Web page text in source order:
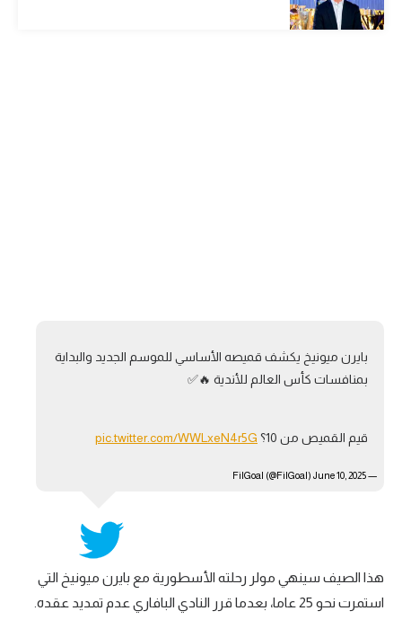
الوطن العربي
تحقيق في الجول
تحليل في الجول
حكايات في الجول
بايرن ميونيخ يكشف قميصه الأساسي للموسم الجديد والبداية
بمنافسات كأس العالم للأندية 🔥✅
قيم القميص من 10؟ pic.twitter.com/WWLxeN4r5G
— FilGoal (@FilGoal)
June 10, 2025
هذا الصيف سينهي مولر رحلته الأسطورية مع بايرن ميونيخ التي
استمرت نحو 25 عاما، بعدما قرر النادي البافاري عدم تمديد عقده.